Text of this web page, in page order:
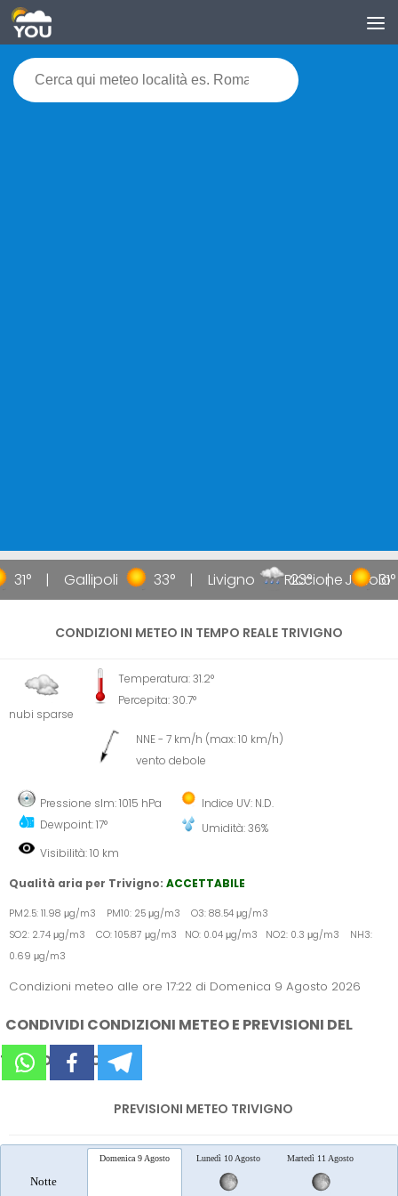
31° Gallipoli 33° Livigno 23° Jesolo
Riccione 31°
CONDIZIONI METEO IN TEMPO REALE TRIVIGNO
nubi sparse
Temperatura: 31.2°
Percepita: 30.7°
NNE - 7 km/h (max: 10 km/h)
vento debole
Pressione slm: 1015 hPa
Dewpoint: 17°
Indice UV: N.D.
Umidità: 36%
Visibilità: 10 km
Qualità aria per Trivigno: ACCETTABILE
PM2.5: 11.98 μg/m3 PM10: 25 μg/m3 O3: 88.54 μg/m3
SO2: 2.74 μg/m3 CO: 105.87 μg/m3 NO: 0.04 μg/m3 NO2: 0.3 μg/m3 NH3:
0.69 μg/m3
Condizioni meteo alle ore 17:22 di Domenica 9 Agosto 2026
CONDIVIDI CONDIZIONI METEO E PREVISIONI DEL
TEMPO SUI SOCIAL
PREVISIONI METEO TRIVIGNO
Notte
Domenica 9 Agosto Lunedì 10 Agosto Martedì 11 Agosto